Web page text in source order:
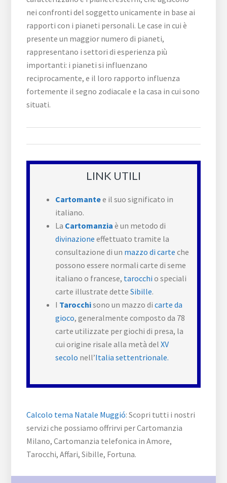
nei confronti del soggetto unicamente in base ai
rapporti con i pianeti personali. Le case in cui è
presente un maggior numero di pianeti,
rappresentano i settori di esperienza più
importanti: i pianeti si influenzano
reciprocamente, e il loro rapporto influenza
fortemente il segno zodiacale e la casa in cui sono
situati.
LINK UTILI
Cartomantee il suo significato in
italiano.
La Cartomanzia è un metodo di
divinazione effettuato tramite la
consultazione di un mazzo di carte che
possono essere normali carte di seme
italiano o francese, tarocchi o speciali
carte illustrate detteSibille.
I Tarocchisono un mazzo dicarte da
gioco, generalmente composto da 78
carte utilizzate per giochi di presa, la
cui origine risale alla metà delXV
secolo nell’Italia settentrionale.
Calcolo tema Natale Muggió: Scopri tutti i nostri
servizi che possiamo offrirvi per Cartomanzia
Milano, Cartomanzia telefonica in Amore,
Tarocchi, Affari, Sibille, Fortuna.